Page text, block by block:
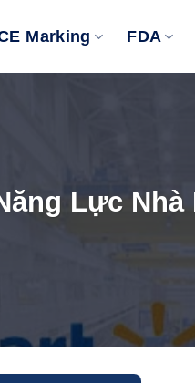
Marking FDA
Lực Nhà